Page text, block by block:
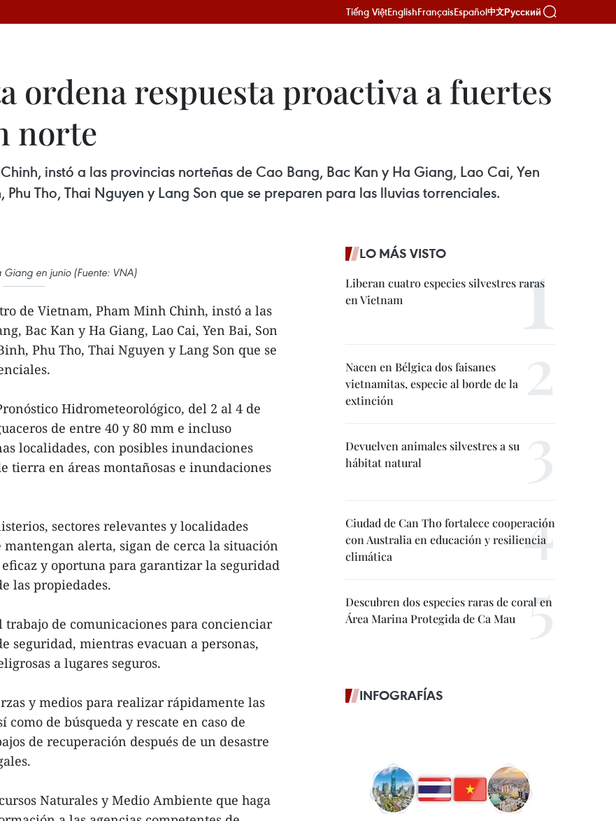
Tiếng ViệtEnglishFrançaisEspañol中文Русский
ordena respuesta proactiva a fuertes
norte
instó a las provincias norteñas de Cao Bang, Bac Kan y Ha Giang, Lao Cai, Yen
Phu Tho, Thai Nguyen y Lang Son que se preparen para las lluvias torrenciales.
Giang en junio (Fuente: VNA)
de Vietnam, Pham Minh Chinh, instó a las
Bac Kan y Ha Giang, Lao Cai, Yen Bai, Son
Phu Tho, Thai Nguyen y Lang Son que se
Hidrometeorológico, del 2 al 4 de
de entre 40 y 80 mm e incluso
localidades, con posibles inundaciones
tierra en áreas montañosas e inundaciones
sectores relevantes y localidades
alerta, sigan de cerca la situación
y oportuna para garantizar la seguridad
las propiedades.
de comunicaciones para concienciar
seguridad, mientras evacuan a personas,
a lugares seguros.
y medios para realizar rápidamente las
como de búsqueda y rescate en caso de
de recuperación después de un desastre
Naturales y Medio Ambiente que haga
LO MÁS VISTO
Liberan cuatro especies silvestres raras
en Vietnam
Nacen en Bélgica dos faisanes
vietnamitas, especie al borde de la
extinción
Devuelven animales silvestres a su
hábitat natural
Ciudad de Can Tho fortalece cooperación
con Australia en educación y resiliencia
climática
Descubren dos especies raras de coral en
Área Marina Protegida de Ca Mau
INFOGRAFÍAS